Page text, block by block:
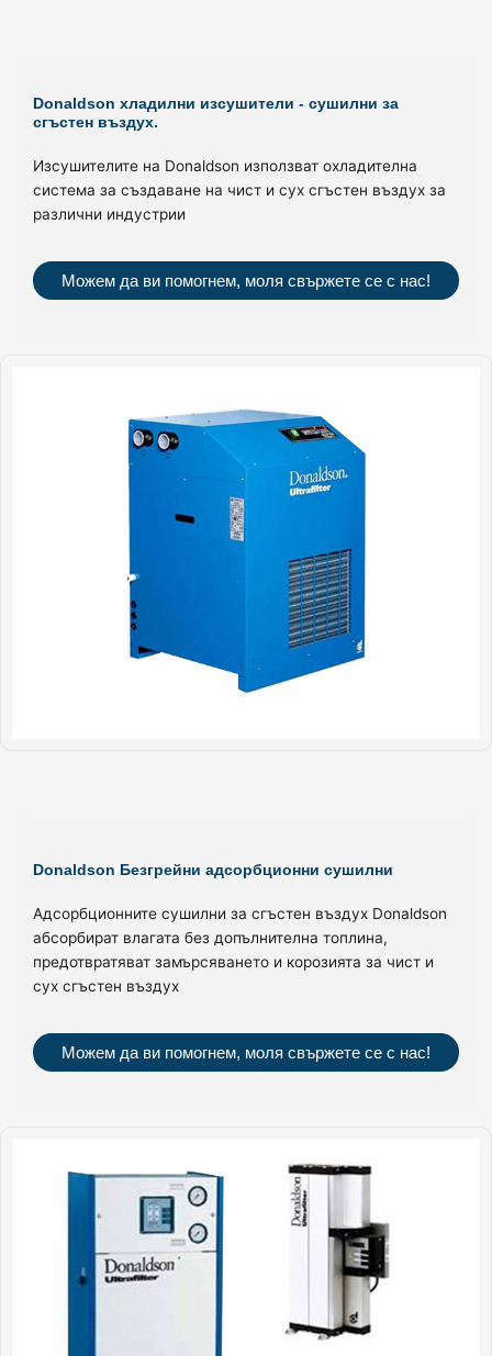
Donaldson хладилни изсушители - сушилни за
сгъстен въздух.
Изсушителите на Donaldson използват охладителна
система за създаване на чист и сух сгъстен въздух за
различни индустрии
Можем да ви помогнем, моля свържете се с нас!
Donaldson Безгрейни адсорбционни сушилни
Адсорбционните сушилни за сгъстен въздух Donaldson
абсорбират влагата без допълнителна топлина,
предотвратяват замърсяването и корозията за чист и
сух сгъстен въздух
Можем да ви помогнем, моля свържете се с нас!